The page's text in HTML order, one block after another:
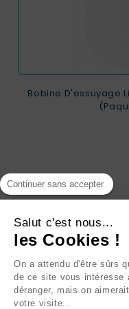
Bobine D'essuyage
INFORMATIONS
NOTRE SOCIÉTÉ
Continuer sans accepter
Salut c'est nous...
les Cookies !
On a attendu d'être sûrs
de ce site vous intéresse
déranger, mais on
votre visite...